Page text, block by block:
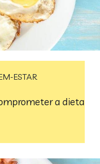
ESTAR
a dieta